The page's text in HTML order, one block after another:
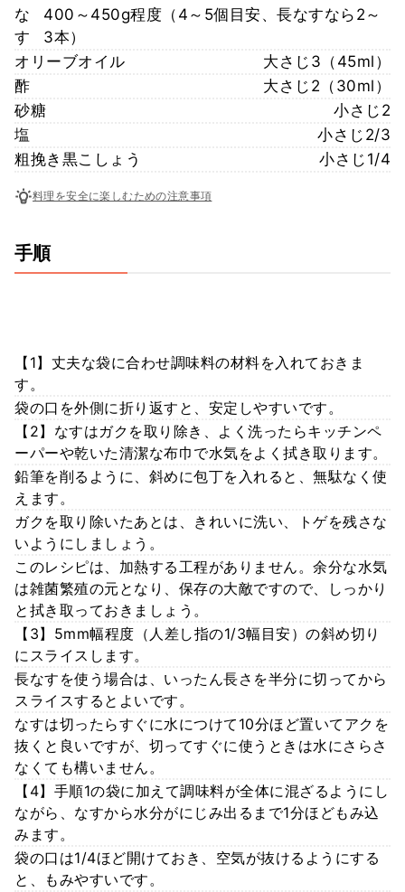
な
す
400～450g程度（4～5個目安、長なすなら2～
3本）
オリーブオイル
大さじ3（45ml）
酢
大さじ2（30ml）
砂糖
小さじ2
塩
小さじ2/3
粗挽き黒こしょう
小さじ1/4
料理を安全に楽しむための注意事項
手順
【1】丈夫な袋に合わせ調味料の材料を入れておきま
す。
袋の口を外側に折り返すと、安定しやすいです。
【2】なすはガクを取り除き、よく洗ったらキッチンペ
ーパーや乾いた清潔な布巾で水気をよく拭き取ります。
鉛筆を削るように、斜めに包丁を入れると、無駄なく使
えます。
ガクを取り除いたあとは、きれいに洗い、トゲを残さな
いようにしましょう。
このレシピは、加熱する工程がありません。余分な水気
は雑菌繁殖の元となり、保存の大敵ですので、しっかり
と拭き取っておきましょう。
【3】5mm幅程度（人差し指の1/3幅目安）の斜め切り
にスライスします。
長なすを使う場合は、いったん長さを半分に切ってから
スライスするとよいです。
なすは切ったらすぐに水につけて10分ほど置いてアクを
抜くと良いですが、切ってすぐに使うときは水にさらさ
なくても構いません。
【4】手順1の袋に加えて調味料が全体に混ざるようにし
ながら、なすから水分がにじみ出るまで1分ほどもみ込
みます。
袋の口は1/4ほど開けておき、空気が抜けるようにする
と、もみやすいです。